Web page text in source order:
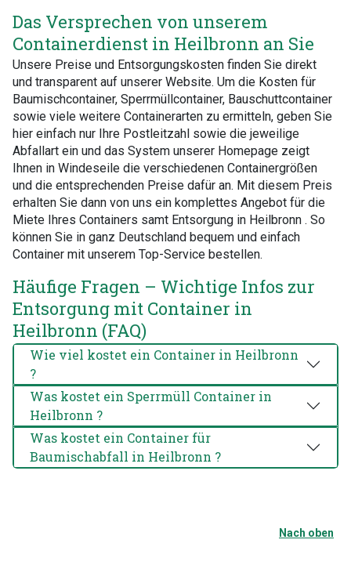
Das Versprechen von unserem
Containerdienst in Heilbronn an Sie
Unsere Preise und Entsorgungskosten finden Sie direkt
und transparent auf unserer Website. Um die Kosten für
Baumischcontainer, Sperrmüllcontainer, Bauschuttcontainer
sowie viele weitere Containerarten zu ermitteln, geben Sie
hier einfach nur Ihre Postleitzahl sowie die jeweilige
Abfallart ein und das System unserer Homepage zeigt
Ihnen in Windeseile die verschiedenen Containergrößen
und die entsprechenden Preise dafür an. Mit diesem Preis
erhalten Sie dann von uns ein komplettes Angebot für die
Miete Ihres Containers samt Entsorgung in Heilbronn . So
können Sie in ganz Deutschland bequem und einfach
Container mit unserem Top-Service bestellen.
Häufige Fragen – Wichtige Infos zur
Entsorgung mit Container in
Heilbronn (FAQ)
Wie viel kostet ein Container in Heilbronn
?
Was kostet ein Sperrmüll Container in
Heilbronn ?
Was kostet ein Container für
Baumischabfall in Heilbronn ?
Nach oben